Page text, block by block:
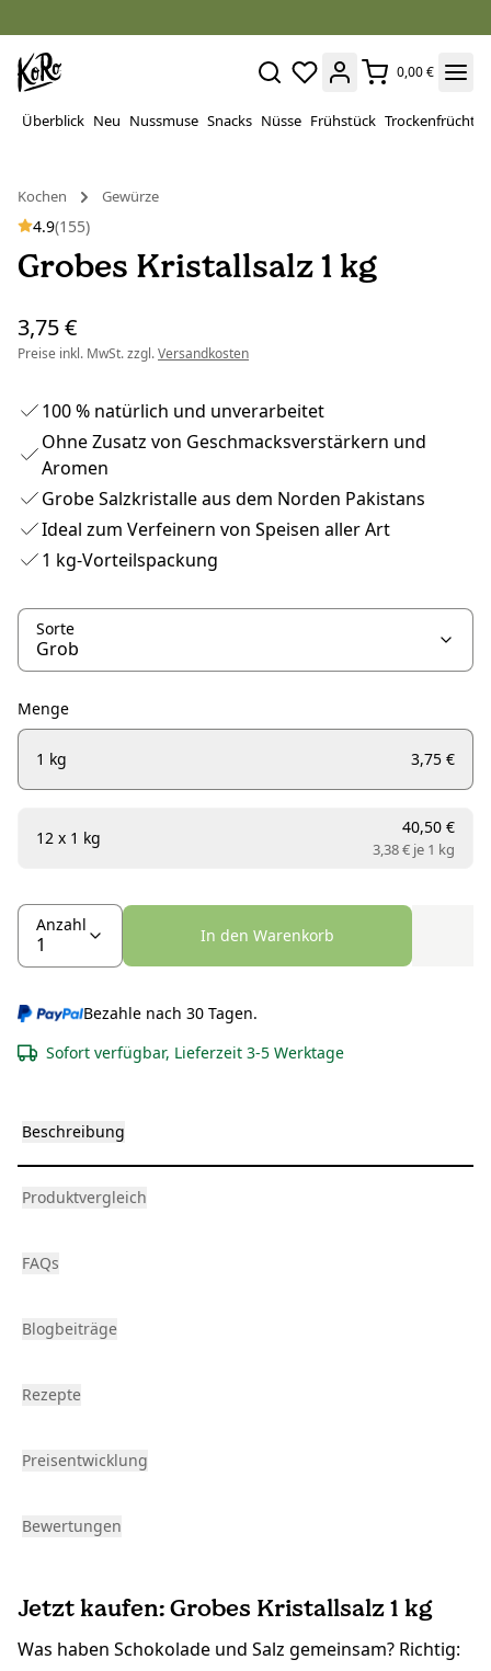
0,00 €
Überblick Neu Nussmuse Snacks Nüsse Frühstück Trockenfrüchte
Kochen
Gewürze
4.9(155)
Grobes Kristallsalz 1 kg
3,75 €
Preise inkl. MwSt. zzgl.Versandkosten
100 % natürlich und unverarbeitet
Ohne Zusatz von Geschmacksverstärkern und
Aromen
Grobe Salzkristalle aus dem Norden Pakistans
Ideal zum Verfeinern von Speisen aller Art
1 kg-Vorteilspackung
Sorte
Menge
1 kg 3,75 €
12 x 1 kg
40,50 €
3,38 € je 1 kg
Anzahl
In den Warenkorb
Bezahle nach 30 Tagen.
Sofort verfügbar, Lieferzeit 3-5 Werktage
Beschreibung
Produktvergleich
FAQs
Blogbeiträge
Rezepte
Preisentwicklung
Bewertungen
Jetzt kaufen: Grobes Kristallsalz 1 kg
Was haben Schokolade und Salz gemeinsam? Richtig: